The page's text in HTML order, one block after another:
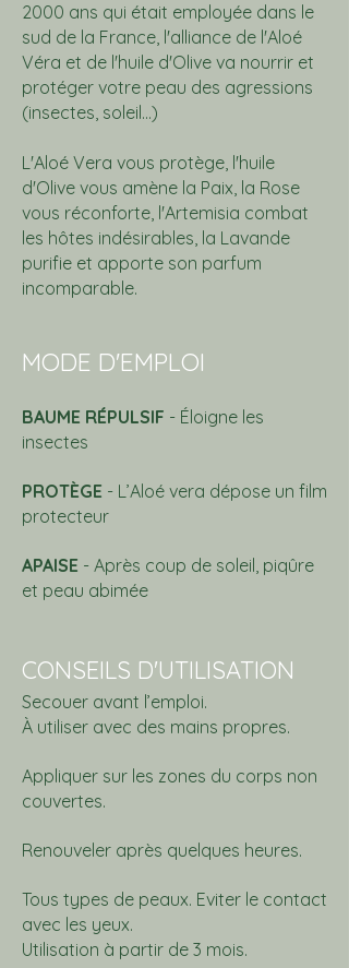
2000 ans qui était employée dans le
sud de la France, l'alliance de l'Aloé
Véra et de l'huile d'Olive va nourrir et
protéger votre peau des agressions
(insectes, soleil...)
L'Aloé Vera vous protège, l'huile
d'Olive vous amène la Paix, la Rose
vous réconforte, l'Artemisia combat
les hôtes indésirables, la Lavande
purifie et apporte son parfum
incomparable.
MODE D'EMPLOI
BAUME RÉPULSIF - Éloigne les
insectes
PROTÈGE - L’Aloé vera dépose un film
protecteur
APAISE - Après coup de soleil, piqûre
et peau abimée
CONSEILS D'UTILISATION
Secouer avant l’emploi.
À utiliser avec des mains propres.
Appliquer sur les zones du corps non
couvertes.
Renouveler après quelques heures.
Tous types de peaux. Eviter le contact
avec les yeux.
Utilisation à partir de 3 mois.